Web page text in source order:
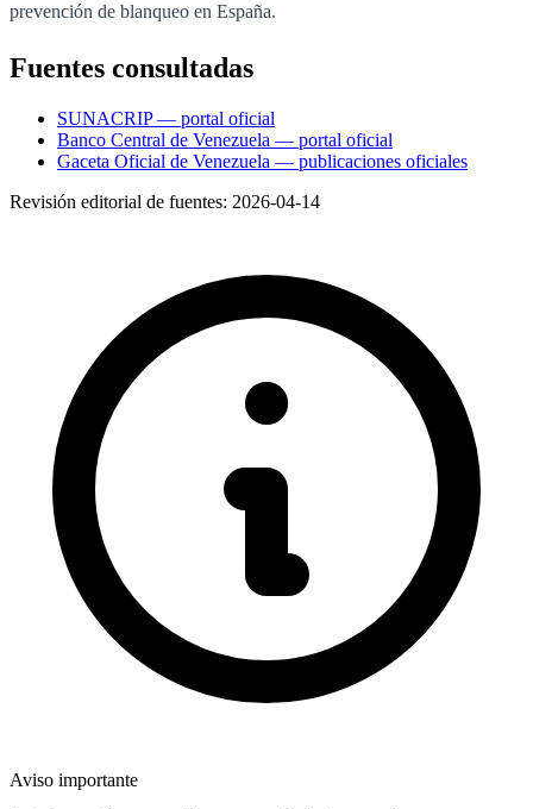
prevención de blanqueo en España.
Fuentes consultadas
SUNACRIP — portal oficial
Banco Central de Venezuela — portal oficial
Gaceta Oficial de Venezuela — publicaciones oficiales
Revisión editorial de fuentes: 2026-04-14
Aviso importante